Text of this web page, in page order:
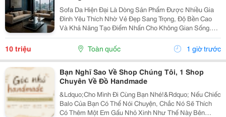
Sofa Da Hiện Đại Là Dòng Sản Phẩm Được Nhiều Gia
Đình Yêu Thích Nhờ Vẻ Đẹp Sang Trọng, Độ Bền Cao
Và Khả Năng Tạo Điểm Nhấn Cho Không Gian Sống.
Với Thiết Kế Tinh Tế Cùng Chất Liệu Da Cao Cấp, Sofa
Không Chỉ Mang Lại Cảm Giác Thoải Mái Mà Còn Thể...
10 triệu Toàn quốc 1 giờ trước
Bạn Nghĩ Sao Về Shop Chúng Tôi, 1 Shop
Chuyên Về Đồ Handmade
&Ldquo;Cho Mình Đi Cùng Bạn Nhé!&Rdquo; Nếu Chiếc
Balo Của Bạn Có Thể Nói Chuyện, Chắc Nó Sẽ Thích
Có Thêm Một Em Gấu Nhỏ Xinh Như Thế Này Bên